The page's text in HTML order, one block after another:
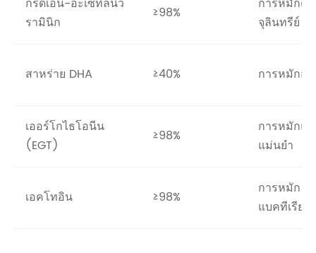
รามินิก
≥98%
จุลินทรีย์
สาหร่าย DHA ≥40% การหมักส
เออร์โกไธโอนีน
(EGT)
≥98%
การหมักแ
แม่นยำ
เอคโทอิน ≥98%
การหมัก
แบคทีเรีย